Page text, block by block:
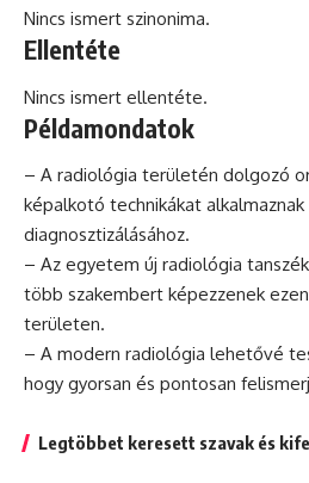
Nincs ismert szinonima.
Ellentéte
Nincs ismert ellentéte.
Példamondatok
– A radiológia területén dolgozó
képalkotó technikákat
diagnosztizálásához.
– Az egyetem új radiológia
több szakembert képezzenek
területen.
– A modern radiológia lehetővé
hogy gyorsan és pontosan
Legtöbbet keresett szavak és